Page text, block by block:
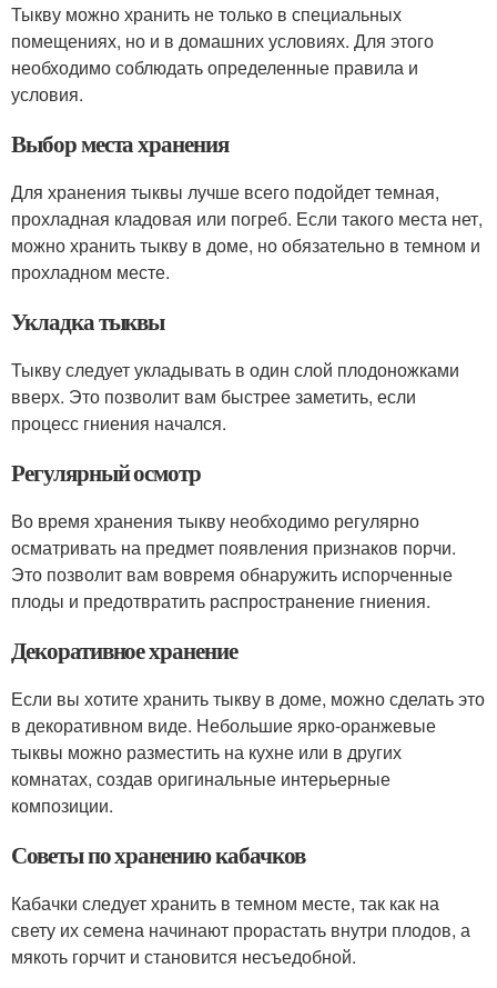
Тыкву можно хранить не только в специальных
помещениях, но и в домашних условиях. Для этого
необходимо соблюдать определенные правила и
условия.
Выбор места хранения
Для хранения тыквы лучше всего подойдет темная,
прохладная кладовая или погреб. Если такого места нет,
можно хранить тыкву в доме, но обязательно в темном и
прохладном месте.
Укладка тыквы
Тыкву следует укладывать в один слой плодоножками
вверх. Это позволит вам быстрее заметить, если
процесс гниения начался.
Регулярный осмотр
Во время хранения тыкву необходимо регулярно
осматривать на предмет появления признаков порчи.
Это позволит вам вовремя обнаружить испорченные
плоды и предотвратить распространение гниения.
Декоративное хранение
Если вы хотите хранить тыкву в доме, можно сделать это
в декоративном виде. Небольшие ярко-оранжевые
тыквы можно разместить на кухне или в других
комнатах, создав оригинальные интерьерные
композиции.
Советы по хранению кабачков
Кабачки следует хранить в темном месте, так как на
свету их семена начинают прорастать внутри плодов, а
мякоть горчит и становится несъедобной.